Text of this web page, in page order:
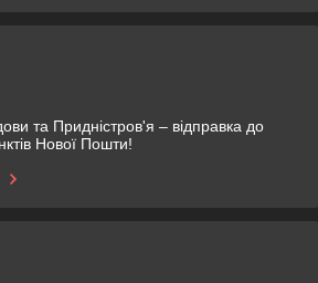
та Придністров'я – відправка до
Нової Пошти!